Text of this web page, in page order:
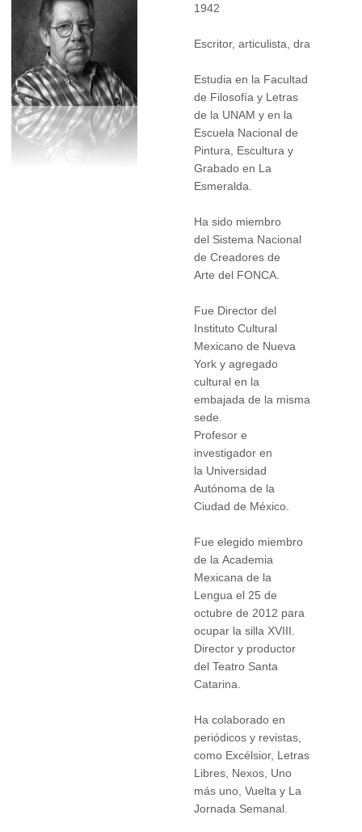
1942
Escritor, articulista, dramaturgo
Estudia en la Facultad
de Filosofía y Letras
de la UNAM y en la
Escuela Nacional de
Pintura, Escultura y
Grabado en La
Esmeralda.
Ha sido miembro
del Sistema Nacional
de Creadores de
Arte del FONCA.
Fue Director del
Instituto Cultural
Mexicano de Nueva
York y agregado
cultural en la
embajada de la misma
sede.
Profesor e
investigador en
la Universidad
Autónoma de la
Ciudad de México.
Fue elegido miembro
de la Academia
Mexicana de la
Lengua el 25 de
octubre de 2012 para
ocupar la silla XVIII.
Director y productor
del Teatro Santa
Catarina.
Ha colaborado en
periódicos y revistas,
como Excélsior, Letras
Libres, Nexos, Uno
más uno, Vuelta y La
Jornada Semanal.